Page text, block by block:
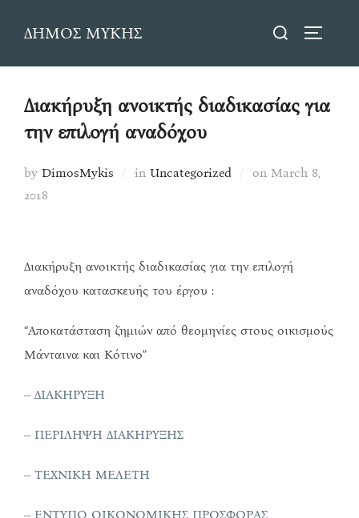
ΔΗΜΟΣ ΜΥΚΗΣ
Search
Διακήρυξη ανοικτής διαδικασίας για
την επιλογή αναδόχου
by DimosMykis in Uncategorized on Posted
March 8,
2018
Διακήρυξη ανοικτής διαδικασίας για την επιλογή
αναδόχου κατασκευής του έργου :
“Αποκατάσταση ζημιών από θεομηνίες στους οικισμούς
Μάνταινα και Κότινο”
– ΔΙΑΚΗΡΥΞΗ
– ΠΕΡΙΛΗΨΗ ΔΙΑΚΗΡΥΞΗΣ
– ΤΕΧΝΙΚΗ ΜΕΛΕΤΗ
– ΕΝΤΥΠΟ ΟΙΚΟΝΟΜΙΚΗΣ ΠΡΟΣΦΟΡΑΣ